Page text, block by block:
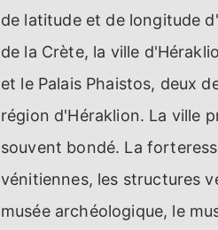
de latitude et de longitude
de la Crète, la ville
et le Palais Phaistos, deux
région d'Héraklion. La ville
souvent bondé. La
vénitiennes, les structures
musée archéologique, le